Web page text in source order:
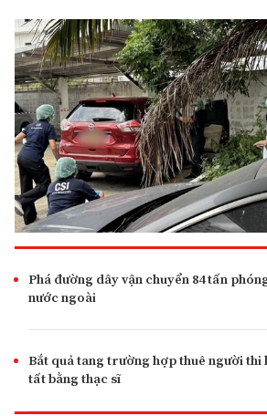
Phá đường dây vận chuyển 84 tấn
nước ngoài
Bắt quả tang trường hợp thuê người thi
tất bằng thạc sĩ